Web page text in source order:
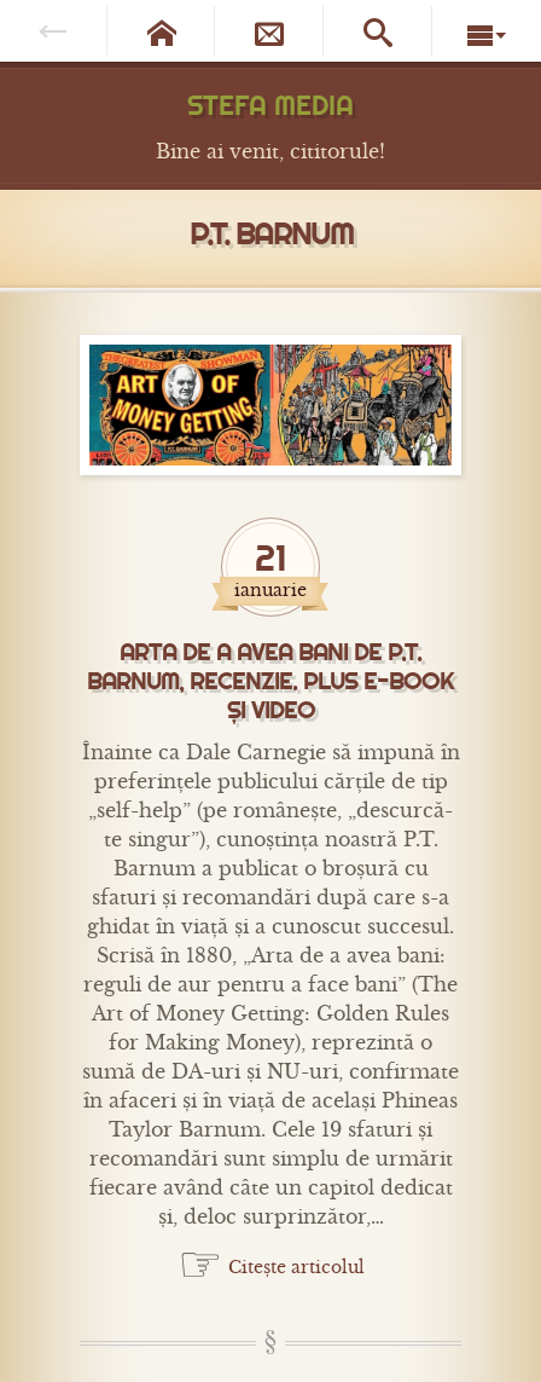
STEFA MEDIA
Bine ai venit, cititorule!
P.T. BARNUM
21
ianuarie
ARTA DE A AVEA BANI DE P.T.
BARNUM, RECENZIE. PLUS E-BOOK
ȘI VIDEO
Înainte ca Dale Carnegie să impună în
preferințele publicului cărțile de tip
„self-help” (pe românește, „descurcă-
te singur”), cunoștința noastră P.T.
Barnum a publicat o broșură cu
sfaturi și recomandări după care s-a
ghidat în viață și a cunoscut succesul.
Scrisă în 1880, „Arta de a avea bani:
reguli de aur pentru a face bani” (The
Art of Money Getting: Golden Rules
for Making Money), reprezintă o
sumă de DA-uri și NU-uri, confirmate
în afaceri și în viață de același Phineas
Taylor Barnum. Cele 19 sfaturi și
recomandări sunt simplu de urmărit
fiecare având câte un capitol dedicat
și, deloc surprinzător,…
☞ Citește articolul
   